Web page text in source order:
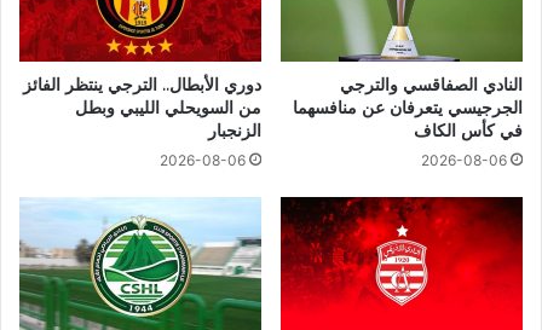
النادي الصفاقسي والترجي
الجرجيسي يتعرفان عن منافسهما
في كأس الكاف
2026-08-06
دوري الأبطال.. الترجي ينتظر الفائز
من السويحلي الليبي وبطل
الزنجبار
2026-08-06